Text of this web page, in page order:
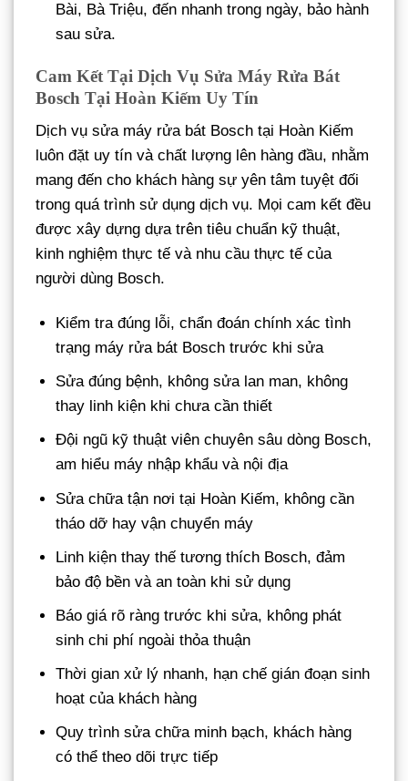
Bài, Bà Triệu, đến nhanh trong ngày, bảo hành
sau sửa.
Cam Kết Tại Dịch Vụ Sửa Máy Rửa Bát
Bosch Tại Hoàn Kiếm Uy Tín
Dịch vụ sửa máy rửa bát Bosch tại Hoàn Kiếm
luôn đặt uy tín và chất lượng lên hàng đầu, nhằm
mang đến cho khách hàng sự yên tâm tuyệt đối
trong quá trình sử dụng dịch vụ. Mọi cam kết đều
được xây dựng dựa trên tiêu chuẩn kỹ thuật,
kinh nghiệm thực tế và nhu cầu thực tế của
người dùng Bosch.
Kiểm tra đúng lỗi, chẩn đoán chính xác tình
trạng máy rửa bát Bosch trước khi sửa
Sửa đúng bệnh, không sửa lan man, không
thay linh kiện khi chưa cần thiết
Đội ngũ kỹ thuật viên chuyên sâu dòng Bosch,
am hiểu máy nhập khẩu và nội địa
Sửa chữa tận nơi tại Hoàn Kiếm, không cần
tháo dỡ hay vận chuyển máy
Linh kiện thay thế tương thích Bosch, đảm
bảo độ bền và an toàn khi sử dụng
Báo giá rõ ràng trước khi sửa, không phát
sinh chi phí ngoài thỏa thuận
Thời gian xử lý nhanh, hạn chế gián đoạn sinh
hoạt của khách hàng
Quy trình sửa chữa minh bạch, khách hàng
có thể theo dõi trực tiếp